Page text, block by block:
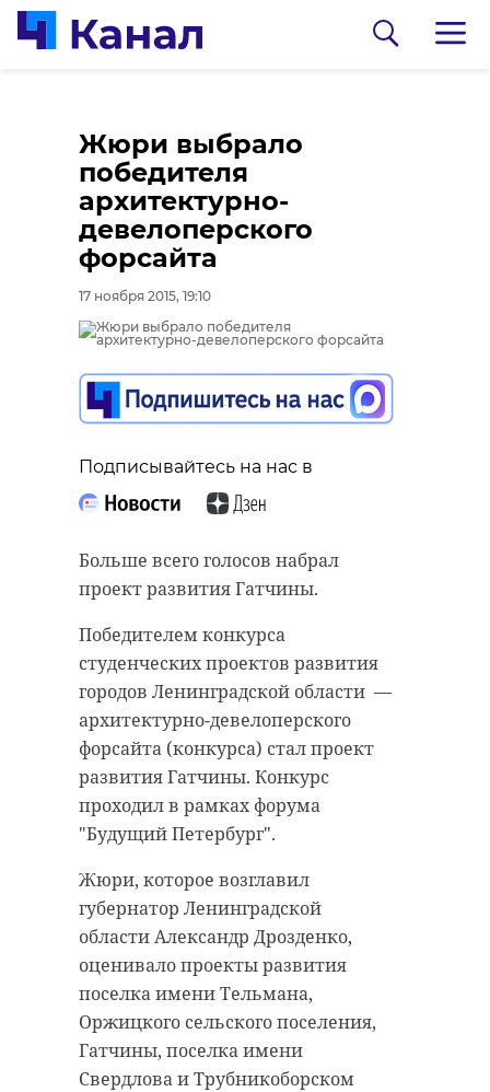
Жюри выбрало
победителя
архитектурно-
девелоперского
форсайта
17 ноября 2015, 19:10
Подписывайтесь на нас в
Больше всего голосов набрал
проект развития Гатчины.
Победителем конкурса
студенческих проектов развития
городов Ленинградской области —
архитектурно-девелоперского
форсайта (конкурса) стал проект
развития Гатчины. Конкурс
проходил в рамках форума
"Будущий Петербург".
Жюри, которое возглавил
губернатор Ленинградской
области Александр Дрозденко,
оценивало проекты развития
поселка имени Тельмана,
Оржицкого сельского поселения,
Гатчины, поселка имени
Свердлова и Трубникоборском
0:00
Сосновоборец
разгадал тайну
могилы на
старинном кладбище
об истории города
Подписывайтесь на нас в
Руслан Семенченко мечтает,
больше узнали о жизни Анны. В
этом году бельгийские архивы
рассекретят документы 100-
летней давности и, может тогда,
удастся узнать, какой была жизнь
Анны Беквор и других бельгийцев
в Сосновом Бору.
0:00
В Каменке
состоялась
реконструкция
прорыва "Линии
Подписывайтесь на нас в
Самой зрелищной частью стала
демонстрация основных
Красной Армии, рукопашный бой
и штурм укрепленных
сооружений.
военно-историческая
каменка